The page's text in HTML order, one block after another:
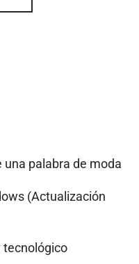
una palabra de moda
(Actualización
tecnológico